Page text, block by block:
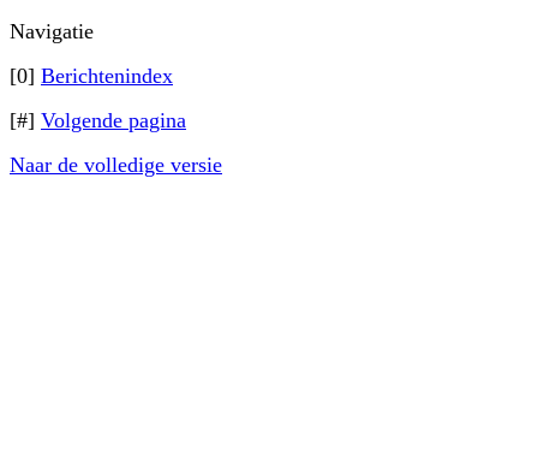
Navigatie
[0] Berichtenindex
[#] Volgende pagina
Naar de volledige versie